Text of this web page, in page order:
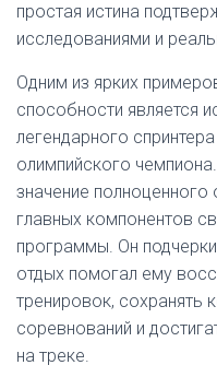
простая истина
исследованиями и
Одним из ярких
способности является
легендарного
олимпийского
значение полноценного
главных компонентов
программы. Он
отдых помогал ему
тренировок, сохранять
соревнований и
на треке.